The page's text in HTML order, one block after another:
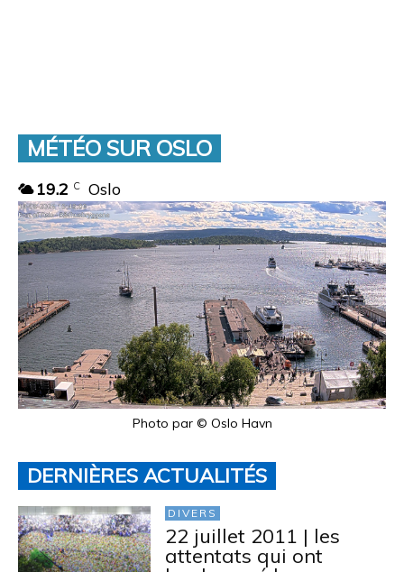
MÉTÉO SUR OSLO
19.2 C Oslo
Photo par © Oslo Havn
DERNIÈRES ACTUALITÉS
DIVERS
22 juillet 2011 | les
attentats qui ont